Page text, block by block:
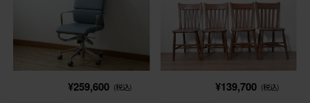
¥259,600 (税込) ¥139,700 (税込)